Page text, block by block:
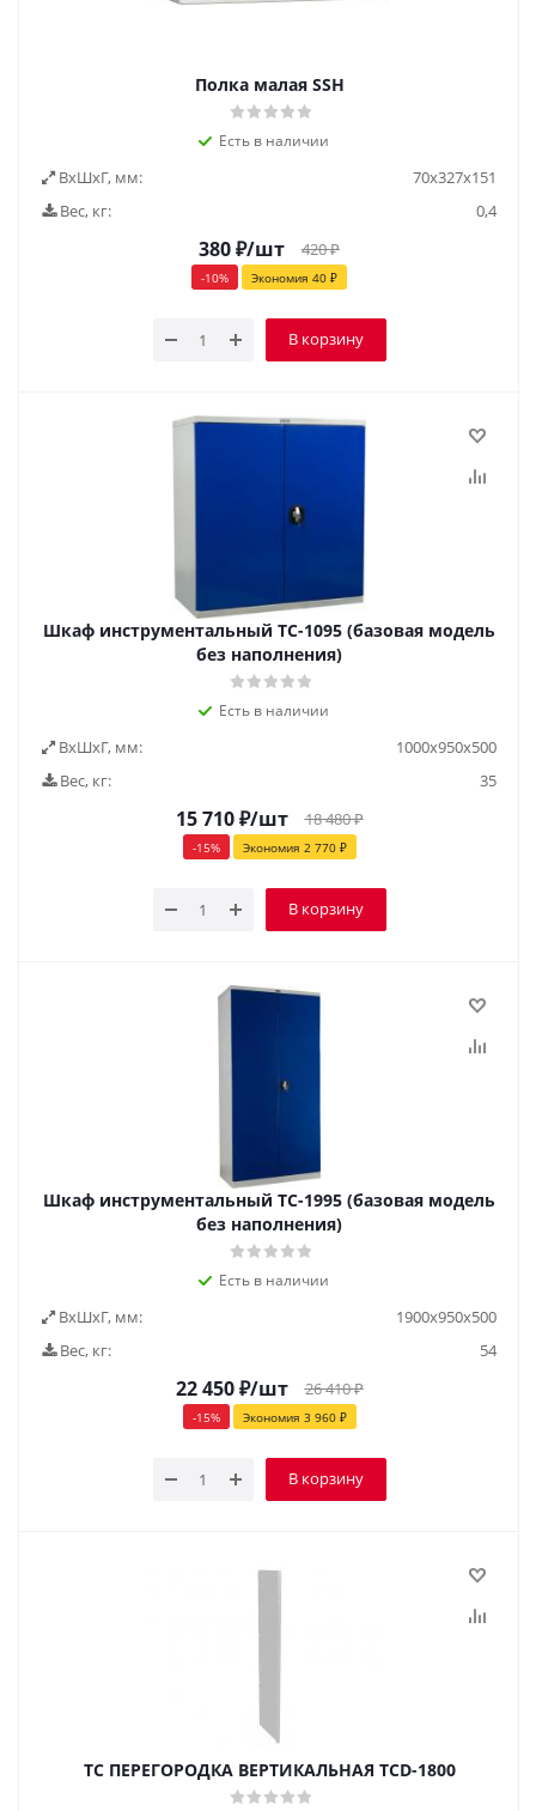
Полка малая SSH
Есть в наличии
ВxШxГ, мм:
70x327x151
Вес, кг:
0,4
380₽/шт 420₽
-10% Экономия 40 ₽
В корзину
Шкаф инструментальный TC-1095 (базовая модель
без наполнения)
Есть в наличии
ВxШxГ, мм:
1000x950x500
Вес, кг:
35
15 710₽/шт 18 480₽
-15% Экономия 2 770₽
В корзину
Шкаф инструментальный TC-1995 (базовая модель
без наполнения)
Есть в наличии
ВxШxГ, мм:
1900х950х500
Вес, кг:
54
22 450₽/шт 26 410₽
-15% Экономия 3 960₽
В корзину
TC ПЕРЕГОРОДКА ВЕРТИКАЛЬНАЯ TCD-1800